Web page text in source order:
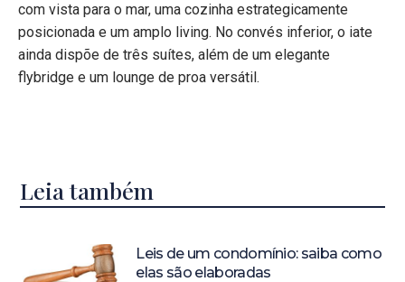
com vista para o mar, uma cozinha estrategicamente
posicionada e um amplo living. No convés inferior, o iate
ainda dispõe de três suítes, além de um elegante
flybridge e um lounge de proa versátil.
Leia também
Leis de um condomínio: saiba como
elas são elaboradas